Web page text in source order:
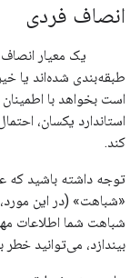
انصاف فردی
#مسئولیت_پذیر #متریک
یک معیار
طبقه‌بندی شده‌اند یا
است بخواهد با اطمینان
استاندارد یکسان،
کند.
توجه داشته باشید که
«شباهت» (در این مورد،
شباهت شما اطلاعات
بیندازد، می‌توانید